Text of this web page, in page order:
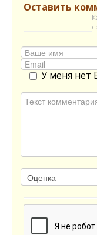
Оставить
У меня нет